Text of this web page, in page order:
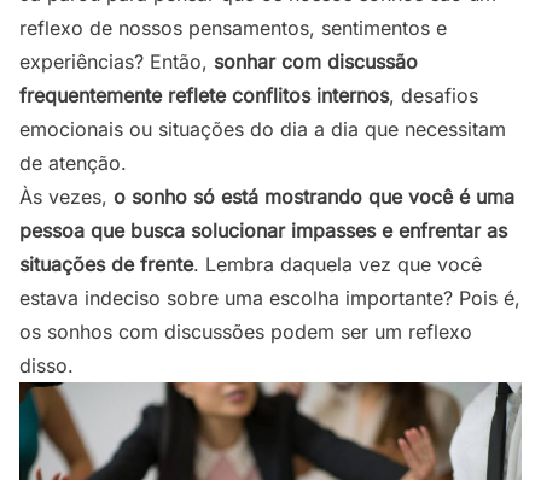
reflexo de nossos pensamentos, sentimentos e
experiências? Então, sonhar com discussão
frequentemente reflete conflitos internos, desafios
emocionais ou situações do dia a dia que necessitam
de atenção.
Às vezes, o sonho só está mostrando que você é uma
pessoa que busca solucionar impasses e enfrentar as
situações de frente. Lembra daquela vez que você
estava indeciso sobre uma escolha importante? Pois é,
os sonhos com discussões podem ser um reflexo
disso.